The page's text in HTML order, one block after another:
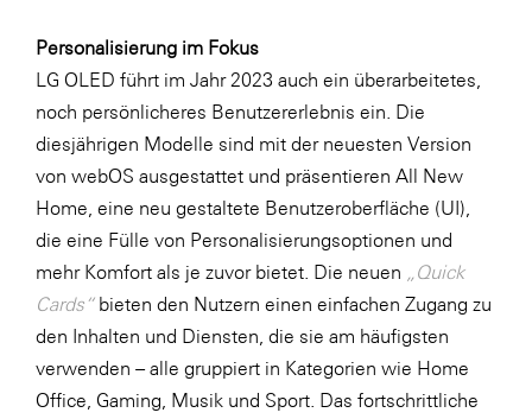
Personalisierung im Fokus
LG OLED führt im Jahr 2023 auch ein überarbeitetes,
noch persönlicheres Benutzererlebnis ein. Die
diesjährigen Modelle sind mit der neuesten Version
von webOS ausgestattet und präsentieren All New
Home, eine neu gestaltete Benutzeroberfläche (UI),
die eine Fülle von Personalisierungsoptionen und
mehr Komfort als je zuvor bietet. Die neuen „Quick
Cards“bieten den Nutzern einen einfachen Zugang zu
den Inhalten und Diensten, die sie am häufigsten
verwenden – alle gruppiert in Kategorien wie Home
Office, Gaming, Musik und Sport. Das fortschrittliche